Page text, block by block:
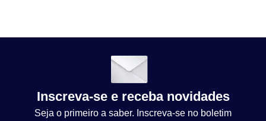
Inscreva-se e receba novidades
Seja o primeiro a saber. Inscreva-se no boletim